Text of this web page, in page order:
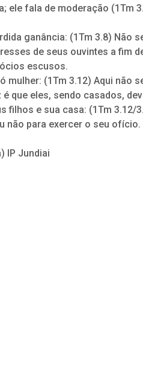
ele fala de moderação (1Tm
ganância: (1Tm 3.8) Não
de seus ouvintes a fim
escusos.
mulher: (1Tm 3.12) Aqui não
que eles, sendo casados,
filhos e sua casa: (1Tm
não para exercer o seu
IP Jundiai